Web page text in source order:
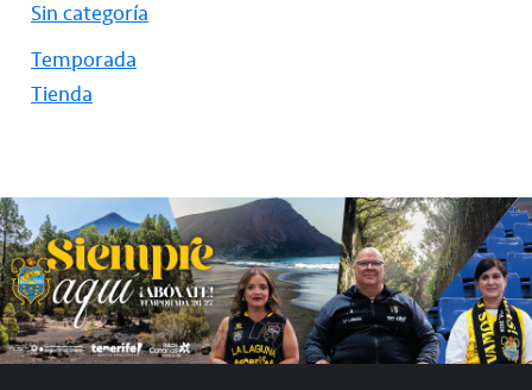
Sin categoría
Temporada
Tienda